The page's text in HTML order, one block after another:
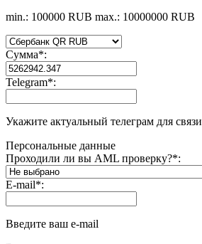
min.: 100000 RUB max.: 10000000 RUB
Сумма*:
Telegram*:
Укажите актуальный телеграм для связи
Персональные данные
Проходили ли вы AML проверку?*:
E-mail*:
Введите ваш e-mail